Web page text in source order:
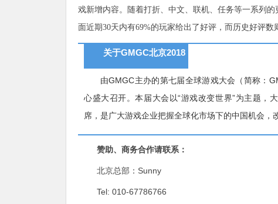
戏新增内容。随着打折、中文、联机、任务等一系列
面近期30天内有69%的玩家给出了好评，而历史好评数
关于GMGC北京2018
由GMGC主办的第七届全球游戏大会（简称：
心盛大召开。本届大会以“游戏改变世界”为主题，
席，是广大游戏企业把握全球化市场下的中国机会，
赞助、商务合作请联系：
北京总部：Sunny
Tel: 010-67786766